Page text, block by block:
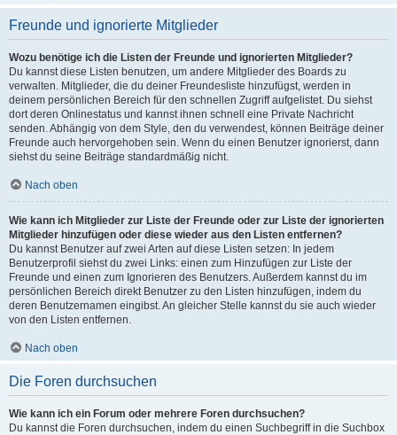
Freunde und ignorierte Mitglieder
Wozu benötige ich die Listen der Freunde und ignorierten Mitglieder?
Du kannst diese Listen benutzen, um andere Mitglieder des Boards zu
verwalten. Mitglieder, die du deiner Freundesliste hinzufügst, werden in
deinem persönlichen Bereich für den schnellen Zugriff aufgelistet. Du siehst
dort deren Onlinestatus und kannst ihnen schnell eine Private Nachricht
senden. Abhängig von dem Style, den du verwendest, können Beiträge deiner
Freunde auch hervorgehoben sein. Wenn du einen Benutzer ignorierst, dann
siehst du seine Beiträge standardmäßig nicht.
Nach oben
Wie kann ich Mitglieder zur Liste der Freunde oder zur Liste der ignorierten
Mitglieder hinzufügen oder diese wieder aus den Listen entfernen?
Du kannst Benutzer auf zwei Arten auf diese Listen setzen: In jedem
Benutzerprofil siehst du zwei Links: einen zum Hinzufügen zur Liste der
Freunde und einen zum Ignorieren des Benutzers. Außerdem kannst du im
persönlichen Bereich direkt Benutzer zu den Listen hinzufügen, indem du
deren Benutzernamen eingibst. An gleicher Stelle kannst du sie auch wieder
von den Listen entfernen.
Nach oben
Die Foren durchsuchen
Wie kann ich ein Forum oder mehrere Foren durchsuchen?
Du kannst die Foren durchsuchen, indem du einen Suchbegriff in die Suchbox